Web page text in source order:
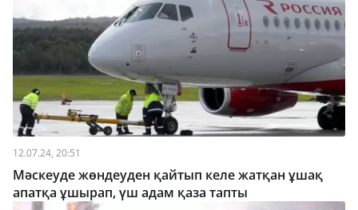
12.07.24, 20:51
Мәскеуде жөндеуден қайтып келе жатқан ұшақ
апатқа ұшырап, үш адам қаза тапты